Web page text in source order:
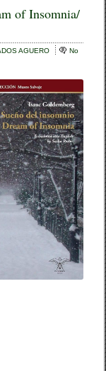
of Insomnia/
AGUERO
No